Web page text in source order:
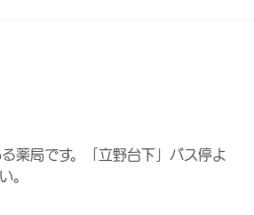
薬局です。「立野台下」バス停よ
。